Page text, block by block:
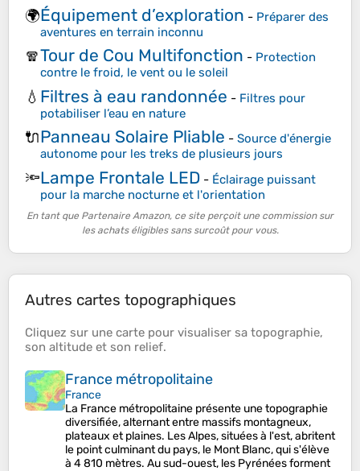
🌍Équipement d’exploration - Préparer des
aventures en terrain inconnu
🧣Tour de Cou Multifonction - Protection
contre le froid, le vent ou le soleil
💧 Filtres à eau randonnée - Filtres pour
potabiliser l’eau en nature
🔌Panneau Solaire Pliable - Source d'énergie
autonome pour les treks de plusieurs jours
🔦Lampe Frontale LED - Éclairage puissant
pour la marche nocturne et l'orientation
En tant que Partenaire Amazon, ce site perçoit une commission sur
les achats éligibles sans surcoût pour vous.
Autres cartes topographiques
Cliquez sur une carte pour visualiser sa topographie,
son altitude et son relief.
France métropolitaine
France
La France métropolitaine présente une topographie
diversifiée, alternant entre massifs montagneux,
plateaux et plaines. Les Alpes, situées à l'est, abritent
le point culminant du pays, le Mont Blanc, qui s'élève
à 4 810 mètres. Au sud-ouest, les Pyrénées forment